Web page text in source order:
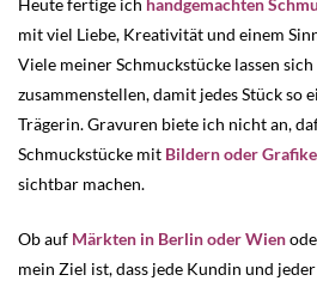
Heute fertige ich handgemachten
mit viel Liebe, Kreativität und einem
Viele meiner Schmuckstücke lassen
zusammenstellen, damit jedes Stück so
Trägerin. Gravuren biete ich nicht an,
Schmuckstücke mit Bildern oder
sichtbar machen.
Ob auf Märkten in Berlin oder Wien
mein Ziel ist, dass jede Kundin und